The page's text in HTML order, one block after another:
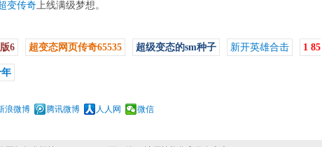
变传奇上线满级梦想。
6 超变态网页传奇65535 超级变态的sm种子 新开英雄合击 1 85
浪微博 腾讯微博 人人网 微信